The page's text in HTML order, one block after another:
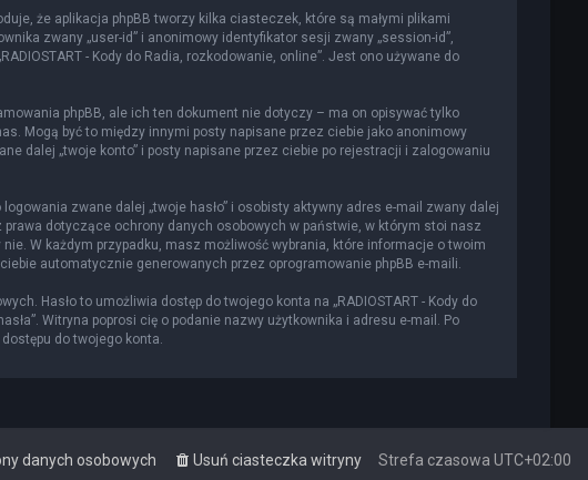
że aplikacja phpBB tworzy kilka ciasteczek, które są małymi plikami
zwany „user-id” i anonimowy identyfikator sesji zwany „session-id”,
- Kody do Radia, rozkodowanie, online”. Jest ono używane do
phpBB, ale ich ten dokument nie dotyczy – ma on opisywać tylko
Mogą być to między innymi posty napisane przez ciebie jako anonimowy
dalej „twoje konto” i posty napisane przez ciebie po rejestracji i zalogowaniu
zwane dalej „twoje hasło” i osobisty aktywny adres e-mail zwany dalej
prawa dotyczące ochrony danych osobowych w państwie, w którym stoi nasz
W każdym przypadku, masz możliwość wybrania, które informacje o twoim
automatycznie generowanych przez oprogramowanie phpBB e-maili.
Hasło to umożliwia dostęp do twojego konta na „RADIOSTART - Kody do
Witryna poprosi cię o podanie nazwy użytkownika i adresu e-mail. Po
do twojego konta.
Strefa czasowa UTC+02:00
Usuń ciasteczka witryny
danych osobowych